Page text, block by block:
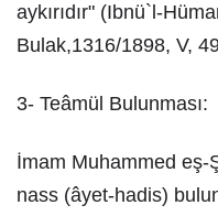
aykırıdır" (Ibnü`l-
Bulak,1316/1898, V,
3- Teâmül Bulunması:
İmam Muhammed eş-
nass (âyet-hadis)